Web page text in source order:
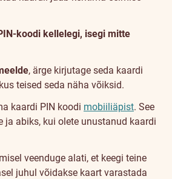
koodi kellelegi, isegi mitte
, ärge kirjutage seda kaardi
teised seda näha võiksid.
kaardi PIN koodi mobiiliäpist. See
ja abiks, kui olete unustanud kaardi
veenduge alati, et keegi teine
juhul võidakse kaart varastada